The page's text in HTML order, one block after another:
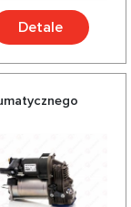
Detale